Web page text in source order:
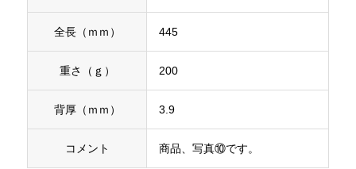
全長（ｍｍ） 445
重さ（ｇ） 200
背厚（ｍｍ） 3.9
コメント 商品、写真⑩です。